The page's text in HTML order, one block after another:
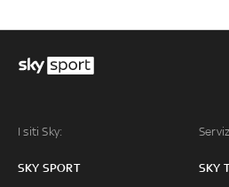
I siti Sky:
SKY SPORT SKY